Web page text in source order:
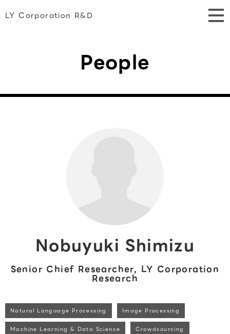
LY Corporation R&D
People
Nobuyuki Shimizu
Senior Chief Researcher, LY Corporation
Research
Natural Language Processing Image Processing
Machine Learning & Data Science Crowdsourcing